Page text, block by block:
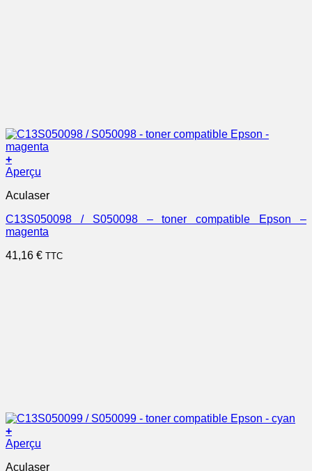
+
Aperçu
Aculaser
C13S050098 / S050098 – toner compatible Epson –
magenta
41,16 € TTC
+
Aperçu
Aculaser